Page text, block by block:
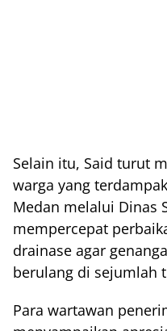
Selain itu, Said turut
warga yang
Medan melalui Dinas
mempercepat
drainase agar
berulang di sejumlah
Para wartawan